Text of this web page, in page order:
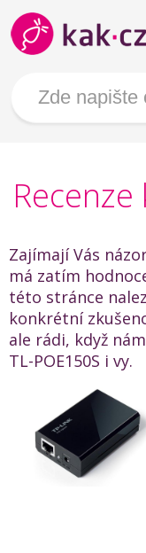
Recenze
Zajímají Vás
má zatím
této stránce
konkrétní
ale rádi, když
TL-POE150S i vy.